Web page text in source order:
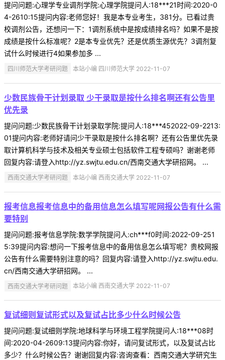
提问问题:心理学专业调剂学院:心理学院提问人:18***21时间:2020-0
4-2610:15提问内容:老师您好！我是本专业考生，381分。已看过贵
校调剂公告，还想问一下：1调剂系统中是按成绩排名吗？如果不是按
成绩是按什么标准呢？2是本专业优先？还是优质生源优先？3调剂复
试什么时候进行4如果参加多 ...
四川师范大学考研问题 本站小编 四川师范大学 2022-11-07
少数民族骨干计划录取 少干录取是按什么排名啊还有公告里
优先录
提问问题:少数民族骨干计划录取学院:提问人:18***452022-09-2213:
01提问内容:老师好请问少干录取是按什么排名啊？还有公告里优先录
取计算机科学与技术及相关专业硕士包括软件工程专硕吗？谢谢老师
回复内容:请登入http://yz.swjtu.edu.cn/西南交通大学研招网。 ...
西南交通大学考研问题 本站小编 西南交通大学 2022-11-07
报考信息报考信息中的备用信息怎么填写呢网报公告有什么需
要特别
提问问题:报考信息学院:数学学院提问人:ch***f0时间:2022-09-251
5:39提问内容:想问一下报考信息中的备用信息怎么填写呢？贵校网报
公告有什么需要特别注意的吗？回复内容:请登入http://yz.swjtu.edu.
cn/西南交通大学研招网。 ...
西南交通大学考研问题 本站小编 西南交通大学 2022-11-07
复试细则复试形式以及复试占比多少什么时候公告
提问问题:复试细则学院:地球科学与环境工程学院提问人:18***08时
间:2020-04-2609:13提问内容:你好，请问复试形式，以及复试占比
多少？什么时候公告？谢谢回复内容:咨询查看：西南交通大学研究生